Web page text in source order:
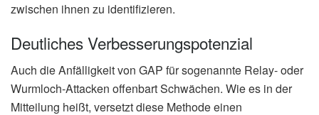
zwischen ihnen zu identifizieren.
Deutliches Verbesserungspotenzial
Auch die Anfälligkeit von GAP für sogenannte Relay- oder
Wurmloch-Attacken offenbart Schwächen. Wie es in der
Mitteilung heißt, versetzt diese Methode einen